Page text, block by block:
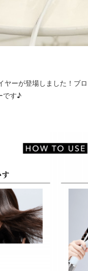
ーが登場しました！ブ
です♪